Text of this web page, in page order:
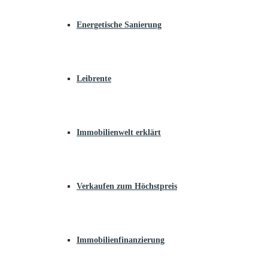
Energetische Sanierung
Leibrente
Immobilienwelt erklärt
Verkaufen zum Höchstpreis
Immobilienfinanzierung